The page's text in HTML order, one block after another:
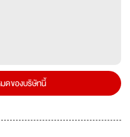
ดของบริษัทนี้